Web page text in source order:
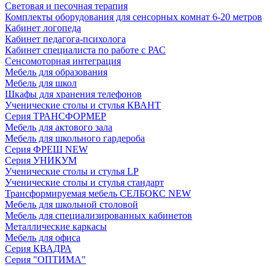
Световая и песочная терапия
Комплекты оборудования для сенсорных комнат 6-20 метров
Кабинет логопеда
Кабинет педагога-психолога
Кабинет специалиста по работе с РАС
Сенсомоторная интеграция
Мебель для образования
Мебель для школ
Шкафы для хранения телефонов
Ученические столы и стулья КВАНТ
Серия ТРАНСФОРМЕР
Мебель для актового зала
Мебель для школьного гардероба
Серия ФРЕШ NEW
Серия УНИКУМ
Ученические столы и стулья LP
Ученические столы и стулья стандарт
Трансформируемая мебель СЕЛБОКС NEW
Мебель для школьной столовой
Мебель для специализированных кабинетов
Металлические каркасы
Мебель для офиса
Серия КВАДРА
Серия "ОПТИМА"